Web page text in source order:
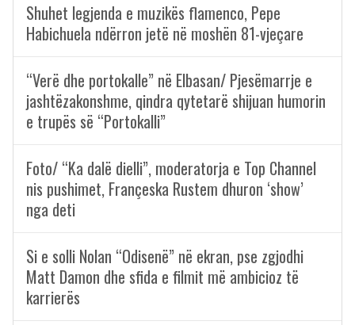
Shuhet legjenda e muzikës flamenco, Pepe
Habichuela ndërron jetë në moshën 81-vjeçare
“Verë dhe portokalle” në Elbasan/ Pjesëmarrje e
jashtëzakonshme, qindra qytetarë shijuan humorin
e trupës së “Portokalli”
Foto/ “Ka dalë dielli”, moderatorja e Top Channel
nis pushimet, Françeska Rustem dhuron ‘show’
nga deti
Si e solli Nolan “Odisenë” në ekran, pse zgjodhi
Matt Damon dhe sfida e filmit më ambicioz të
karrierës